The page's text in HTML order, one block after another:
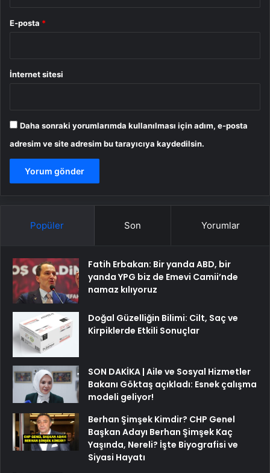
E-posta *
İnternet sitesi
Daha sonraki yorumlarımda kullanılması için adım, e-posta
adresim ve site adresim bu tarayıcıya kaydedilsin.
Popüler Son Yorumlar
Fatih Erbakan: Bir yanda ABD, bir
yanda YPG biz de Emevi Camii’nde
namaz kılıyoruz
Doğal Güzelliğin Bilimi: Cilt, Saç ve
Kirpiklerde Etkili Sonuçlar
SON DAKİKA | Aile ve Sosyal Hizmetler
Bakanı Göktaş açıkladı: Esnek çalışma
modeli geliyor!
Berhan Şimşek Kimdir? CHP Genel
Başkan Adayı Berhan Şimşek Kaç
Yaşında, Nereli? İşte Biyografisi ve
Siyasi Hayatı